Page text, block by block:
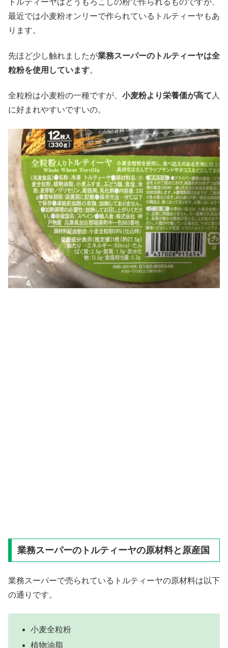
最近では小麦粉オンリーで作られているトルティーヤもあ
ります。
先ほど少し触れましたが業務スーパーのトルティーヤは全
粒粉を使用しています。
全粒粉は小麦粉の一種ですが、 小麦粉より栄養価が高て人
に好まれやすいですいの。
業務スーパーのトルティーヤの原材料と原産国
業務スーパーで売られているトルティーヤの原材料は以下
の通りです。
小麦全粒粉
植物油脂